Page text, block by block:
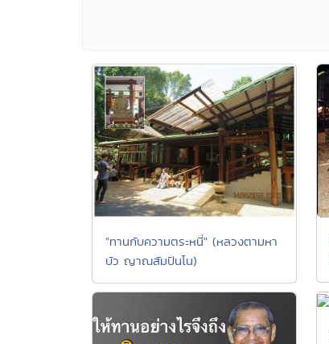
"ทานกับความตระหนี่" (หลวงตามหา
บัว ญาณสัมปันโน)